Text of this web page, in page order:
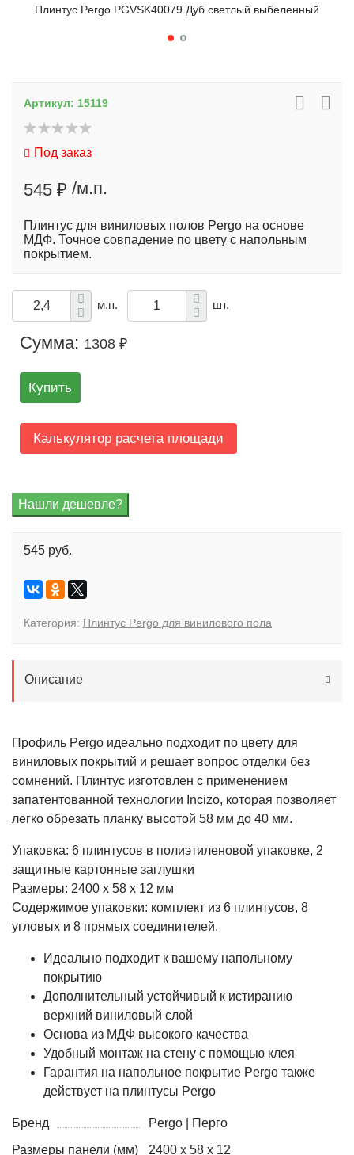
Плинтус Pergo PGVSK40079 Дуб светлый выбеленный
Артикул: 15119
Под заказ
545 ₽ /м.п.
Плинтус для виниловых полов Pergo на основе
МДФ. Точное совпадение по цвету с напольным
покрытием.
м.п. шт.
Сумма: 1308 ₽
Купить
Калькулятор расчета площади
545 руб.
Категория: Плинтус Pergo для винилового пола
Описание
Профиль Pergo идеально подходит по цвету для
виниловых покрытий и решает вопрос отделки без
сомнений. Плинтус изготовлен с применением
запатентованной технологии Incizo, которая позволяет
легко обрезать планку высотой 58 мм до 40 мм.
Упаковка: 6 плинтусов в полиэтиленовой упаковке, 2
защитные картонные заглушки
Размеры: 2400 x 58 x 12 мм
Содержимое упаковки: комплект из 6 плинтусов, 8
угловых и 8 прямых соединителей.
Идеально подходит к вашему напольному
покрытию
Дополнительный устойчивый к истиранию
верхний виниловый слой
Основа из МДФ высокого качества
Удобный монтаж на стену с помощью клея
Гарантия на напольное покрытие Pergo также
действует на плинтусы Pergo
Бренд
Pergo | Перго
Размеры панели (мм)
2400 x 58 x 12